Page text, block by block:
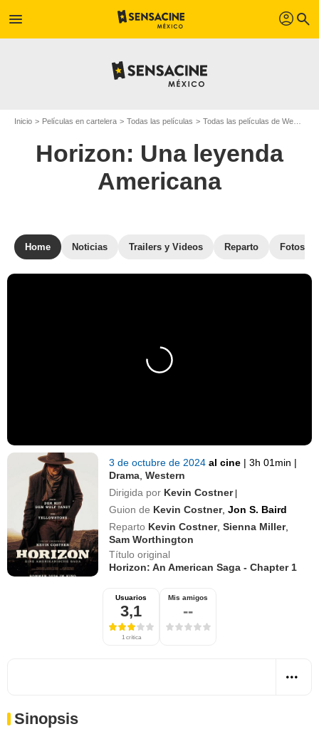
menu profil search
Inicio Películas en cartelera Todas las películas Todas las películas de Western
Horizon: Una leyenda
Americana
Home Noticias Trailers y Videos Reparto Fotos
3 de octubre de 2024al cine | 3h 01min |
Drama ,Western
Dirigida por Kevin Costner |
Guion de Kevin Costner,Jon S. Baird
Reparto Kevin Costner,Sienna Miller,
Sam Worthington
Título original
Horizon: An American Saga - Chapter 1
Usuarios
3,1
1 crítica
Mis amigos
--
Sinopsis